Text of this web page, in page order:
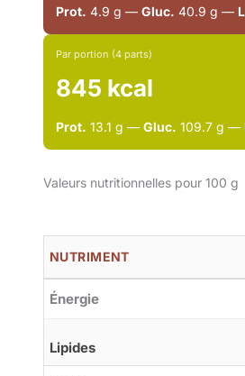
Prot. 4.9 g — Gluc. 40.9 g —
Par portion (4 parts)
845 kcal
Prot. 13.1 g — Gluc. 109.7 g —
Valeurs nutritionnelles pour 100 g
NUTRIMENT
Énergie
Lipides